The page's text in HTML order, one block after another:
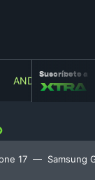
ANDROID
Suscríbete a
17 Samsung